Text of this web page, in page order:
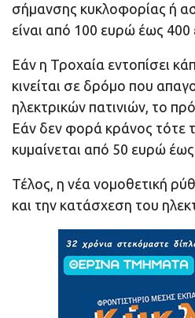
σήμανσης κυκλοφορίας ή
είναι από 100 ευρώ έως
Εάν η Τροχαία εντοπίσει
κινείται σε δρόμο που
ηλεκτρικών πατινιών, το
Εάν δεν φορά κράνος τότε
κυμαίνεται από 50 ευρώ
Τέλος, η νέα νομοθετική
και την κατάσχεση του